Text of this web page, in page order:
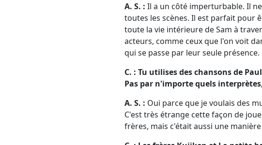
A. S. : Il a un côté imperturbable. Il
toutes les scènes. Il est parfait pour
toute la vie intérieure de Sam à
acteurs, comme ceux que l'on voit
qui se passe par leur seule présence.
C. : Tu utilises des chansons de
Pas par n'importe quels
A. S. : Oui parce que je voulais des
C'est très étrange cette façon de
frères, mais c'était aussi une